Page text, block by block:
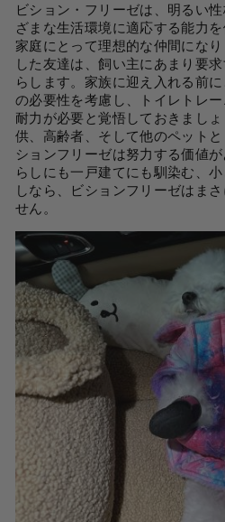
ビション・フリーゼは、明るい
ざまな生活環境に適応する能力
家庭にとって理想的な仲間になり
した友達は、飼い主にあまり要
らします。家族に迎え入れる前
の必要性を考慮し、トイレトレ
耐力が必要と覚悟しておきまし
供、高齢者、そして他のペット
ションフリーゼは努力する価値
らしにも一戸建てにも馴染む、
しなら、ビションフリーゼはま
せん。